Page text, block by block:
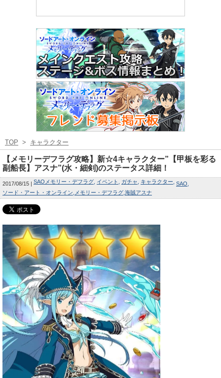
TOP > キャラクター
【メモリーデフラグ攻略】新☆4キャラクター”【甲板を彩る
副船長】アスナ”(水・細剣)のステータス詳細！
2017/08/15 SAOメモリー・デフラグ イベント ガチャ キャラクター SAO
ソード・アート・オンライン メモリー・デフラグ 海賊アスナ